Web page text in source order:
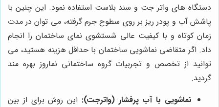
دستگاه های واتر جت و سند بلاست استفاده نمود. این چنین با
پاشش آب و پودر ریز بر روی سطوح جرم گرفته، می توان در مدت
زمان کوتاه و با کیفیت عالی شستشوی نمای ساختمان را انجام
داد. اگر متقاضی نماشویی ساختمان با حداقل هزینه هستید، می
توانید از تخصص و تجربیات گروه ساختمانی نماروز بهره مند
گردید.
نماشویی با آب پرفشار (واترجت): این روش برای از بین